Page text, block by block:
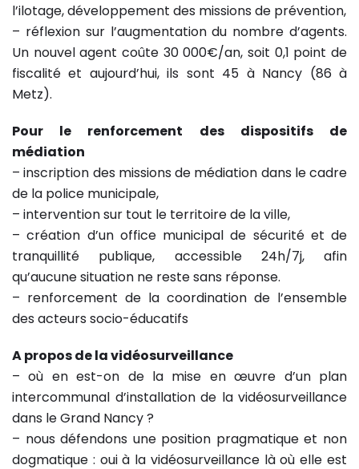
l’ilotage, développement des missions de prévention,
– réflexion sur l’augmentation du nombre d’agents.
Un nouvel agent coûte 30 000€/an, soit 0,1 point de
fiscalité et aujourd’hui, ils sont 45 à Nancy (86 à
Metz).
Pour le renforcement des dispositifs de
médiation
– inscription des missions de médiation dans le cadre
de la police municipale,
– intervention sur tout le territoire de la ville,
– création d’un office municipal de sécurité et de
tranquillité publique, accessible 24h/7j, afin
qu’aucune situation ne reste sans réponse.
– renforcement de la coordination de l’ensemble
des acteurs socio-éducatifs
A propos de la vidéosurveillance
– où en est-on de la mise en œuvre d’un plan
intercommunal d’installation de la vidéosurveillance
dans le Grand Nancy ?
– nous défendons une position pragmatique et non
dogmatique : oui à la vidéosurveillance là où elle est